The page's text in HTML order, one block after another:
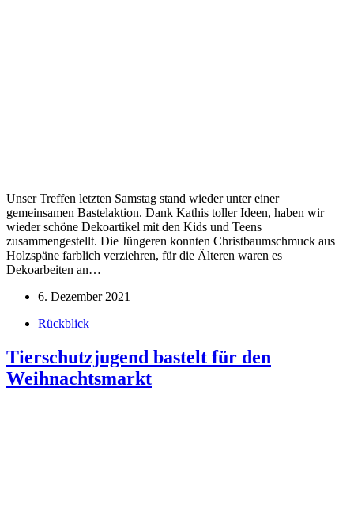
Unser Treffen letzten Samstag stand wieder unter einer
gemeinsamen Bastelaktion. Dank Kathis toller Ideen, haben wir
wieder schöne Dekoartikel mit den Kids und Teens
zusammengestellt. Die Jüngeren konnten Christbaumschmuck aus
Holzspäne farblich verziehren, für die Älteren waren es
Dekoarbeiten an…
6. Dezember 2021
Rückblick
Tierschutzjugend bastelt für den
Weihnachtsmarkt